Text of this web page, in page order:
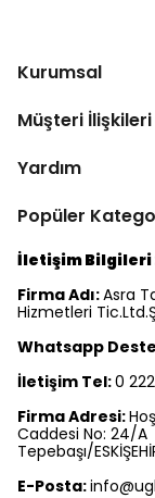
Kurumsal
Müşteri İlişkileri
Yardım
Popüler
İletişim Bilgileri
Firma Adı:Asra
Hizmetleri
Whatsapp
İletişim Tel:0
Firma Adresi:
Caddesi No: 24/A
Tepebaşı/
E-Posta: